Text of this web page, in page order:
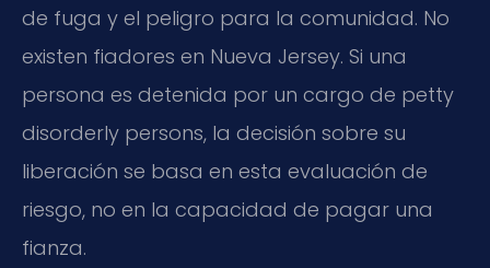
de fuga y el peligro para la comunidad. No
existen fiadores en Nueva Jersey. Si una
persona es detenida por un cargo de petty
disorderly persons, la decisión sobre su
liberación se basa en esta evaluación de
riesgo, no en la capacidad de pagar una
fianza.